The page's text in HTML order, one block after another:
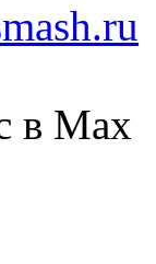
в Max